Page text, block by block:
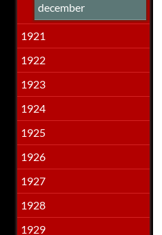
december
1921
1922
1923
1924
1925
1926
1927
1928
1929